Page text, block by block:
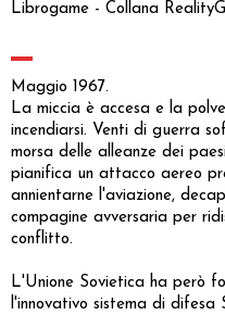
Librogame - Collana
Maggio 1967.
La miccia è accesa e la
incendiarsi. Venti di guerra
morsa delle alleanze dei
pianifica un attacco aereo
annientarne l'aviazione,
compagine avversaria per
conflitto.
L'Unione Sovietica ha però
l'innovativo sistema di difesa